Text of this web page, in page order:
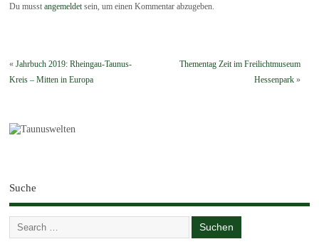
Du musstangemeldet sein, um einen Kommentar abzugeben.
«Jahrbuch 2019: Rheingau-Taunus-
Kreis – Mitten in Europa
Thementag Zeit im Freilichtmuseum
Hessenpark»
Suche